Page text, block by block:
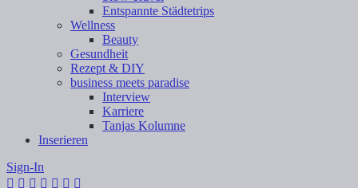
Entspannte Städtetrips
Wellness
Beauty
Gesundheit
Rezept & DIY
business meets paradise
Interview
Karriere
Tanjas Kolumne
Inserieren
Sign-In